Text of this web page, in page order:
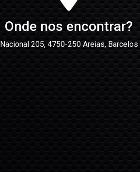
Onde nos encontrar?
Nacional 205, 4750-250 Areias, Barcelos